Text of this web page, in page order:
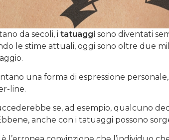
da secoli, i tatuaggi sono diventati
le stime attuali, oggi sono oltre due
una forma di espressione
line.
se, ad esempio, qualcuno
anche con i tatuaggi possono